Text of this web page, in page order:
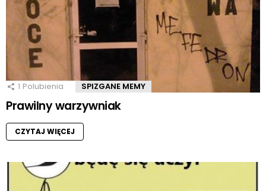
1 Polubienia SPIZGANE MEMY
Prawilny warzywniak
CZYTAJ WIĘCEJ